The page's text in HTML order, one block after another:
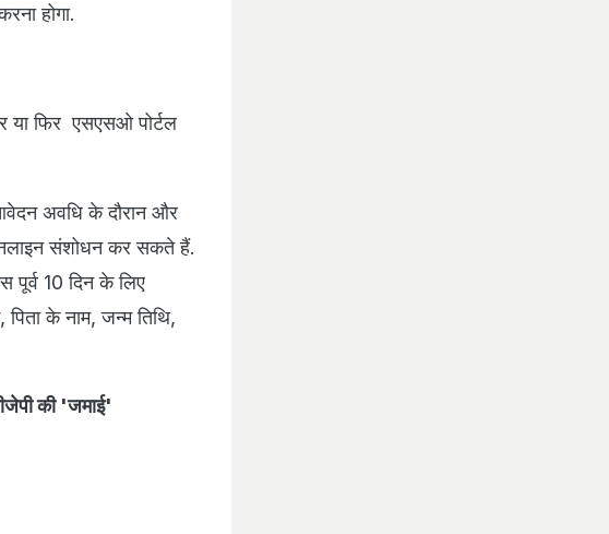
होगा.
या फिर एसएसओ पोर्टल
अवधि के दौरान और
संशोधन कर सकते हैं.
पूर्व 10 दिन के लिए
के नाम, जन्म तिथि,
की 'जमाई'